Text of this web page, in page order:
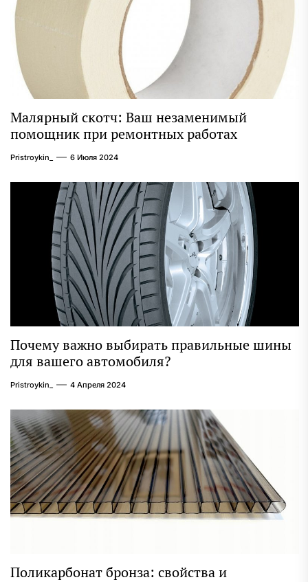
Малярный скотч: Ваш незаменимый
помощник при ремонтных работах
Pristroykin_ 6 Июля 2024
Почему важно выбирать правильные шины
для вашего автомобиля?
Pristroykin_ 4 Апреля 2024
Поликарбонат бронза: свойства и